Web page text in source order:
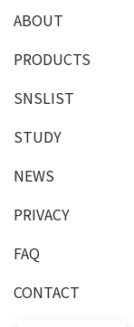
ABOUT
PRODUCTS
SNSLIST
STUDY
NEWS
PRIVACY
FAQ
CONTACT